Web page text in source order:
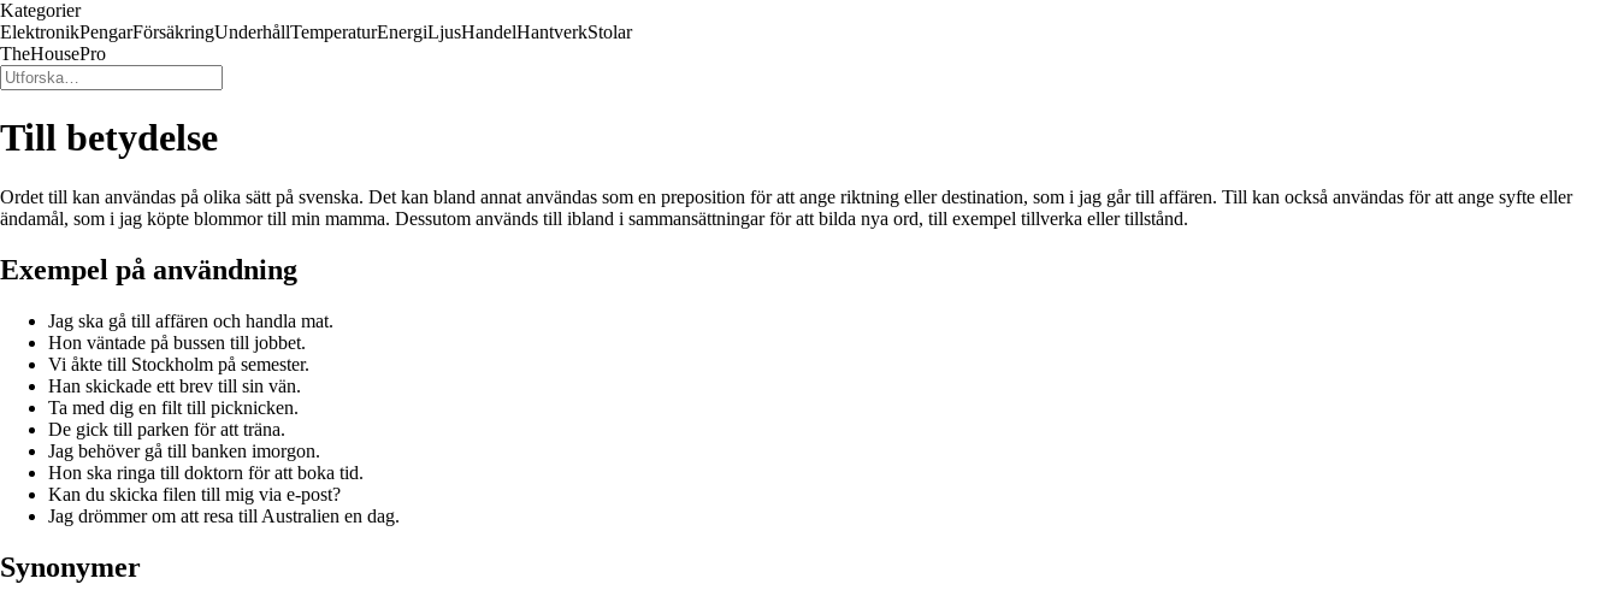
Kategorier
ElektronikPengarFörsäkringUnderhållTemperaturEnergiLjusHandelHantverkStolar
TheHousePro
Till betydelse
Ordet till kan användas på olika sätt på svenska. Det kan bland annat användas som en preposition för att ange riktning eller destination, som i jag går till affären. Till kan också användas för att ange syfte eller
ändamål, som i jag köpte blommor till min mamma. Dessutom används till ibland i sammansättningar för att bilda nya ord, till exempel tillverka eller tillstånd.
Exempel på användning
Jag ska gå till affären och handla mat.
Hon väntade på bussen till jobbet.
Vi åkte till Stockholm på semester.
Han skickade ett brev till sin vän.
Ta med dig en filt till picknicken.
De gick till parken för att träna.
Jag behöver gå till banken imorgon.
Hon ska ringa till doktorn för att boka tid.
Kan du skicka filen till mig via e-post?
Jag drömmer om att resa till Australien en dag.
Synonymer